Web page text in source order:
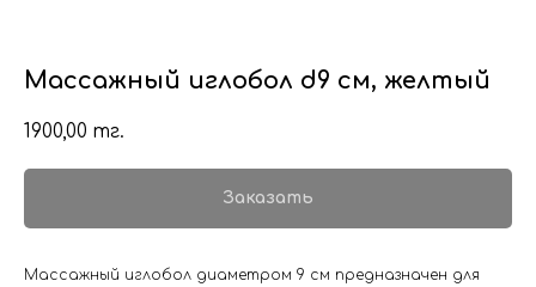
Массажный иглобол d9 см, желтый
1900,00 тг.
Заказать
Массажный иглобол диаметром 9 см предназначен для